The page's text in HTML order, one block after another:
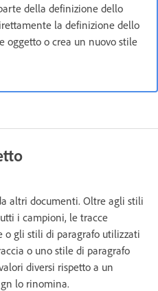
della definizione dello
la definizione dello
oggetto o crea un nuovo stile
altri documenti. Oltre agli stili
i campioni, le tracce
o gli stili di paragrafo utilizzati
o uno stile di paragrafo
diversi rispetto a un
lo rinomina.